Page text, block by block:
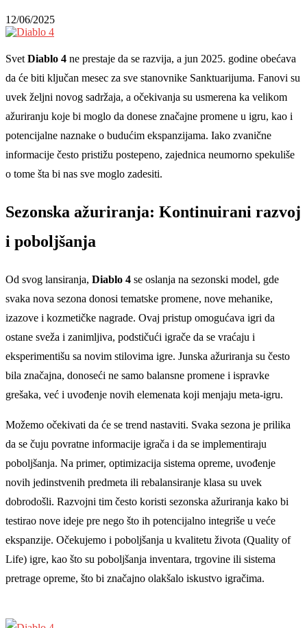
12/06/2025
Svet Diablo 4 ne prestaje da se razvija, a jun 2025. godine obećava
da će biti ključan mesec za sve stanovnike Sanktuarijuma. Fanovi su
uvek željni novog sadržaja, a očekivanja su usmerena ka velikom
ažuriranju koje bi moglo da donese značajne promene u igru, kao i
potencijalne naznake o budućim ekspanzijama. Iako zvanične
informacije često pristižu postepeno, zajednica neumorno spekuliše
o tome šta bi nas sve moglo zadesiti.
Sezonska ažuriranja: Kontinuirani razvoj
i poboljšanja
Od svog lansiranja, Diablo 4 se oslanja na sezonski model, gde
svaka nova sezona donosi tematske promene, nove mehanike,
izazove i kozmetičke nagrade. Ovaj pristup omogućava igri da
ostane sveža i zanimljiva, podstičući igrače da se vraćaju i
eksperimentišu sa novim stilovima igre. Junska ažuriranja su često
bila značajna, donoseći ne samo balansne promene i ispravke
grešaka, već i uvođenje novih elemenata koji menjaju meta-igru.
Možemo očekivati da će se trend nastaviti. Svaka sezona je prilika
da se čuju povratne informacije igrača i da se implementiraju
poboljšanja. Na primer, optimizacija sistema opreme, uvođenje
novih jedinstvenih predmeta ili rebalansiranje klasa su uvek
dobrodošli. Razvojni tim često koristi sezonska ažuriranja kako bi
testirao nove ideje pre nego što ih potencijalno integriše u veće
ekspanzije. Očekujemo i poboljšanja u kvalitetu života (Quality of
Life) igre, kao što su poboljšanja inventara, trgovine ili sistema
pretrage opreme, što bi značajno olakšalo iskustvo igračima.